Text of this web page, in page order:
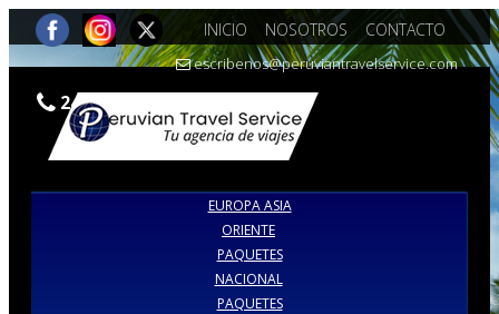
INICIO NOSOTROS CONTACTO
escribenos@peruviantravelservice.com
242-7309 |990386973
EUROPA ASIA
ORIENTE
PAQUETES
NACIONAL
PAQUETES